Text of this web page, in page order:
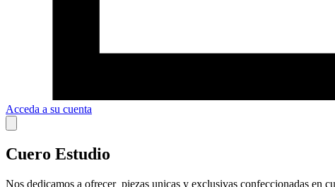
Acceda a su cuenta
Cuero Estudio
Nos dedicamos a ofrecer piezas unicas y exclusivas confeccionadas en